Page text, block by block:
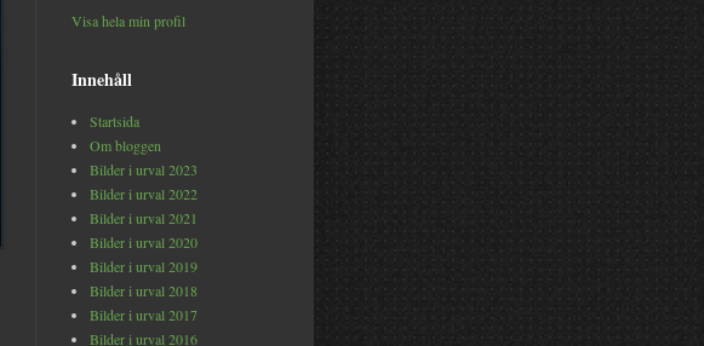
Visa hela min profil
Innehåll
Startsida
Om bloggen
Bilder i urval 2023
Bilder i urval 2022
Bilder i urval 2021
Bilder i urval 2020
Bilder i urval 2019
Bilder i urval 2018
Bilder i urval 2017
Bilder i urval 2016